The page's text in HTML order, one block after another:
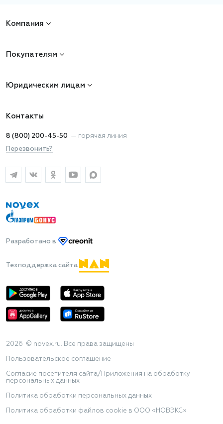
Компания
Покупателям
Юридическим лицам
Контакты
8 (800) 200-45-50 — горячая линия
Перезвонить?
Разработано в
Техподдержка сайта
2026 © novex.ru. Все права защищены
Пользовательское соглашение
Согласие посетителя сайта/Приложения на обработку
персональных данных
Политика обработки персональных данных
Политика обработки файлов cookie в ООО «НОВЭКС»